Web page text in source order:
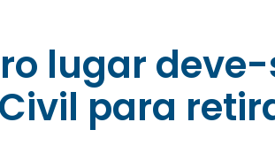
lugar
para